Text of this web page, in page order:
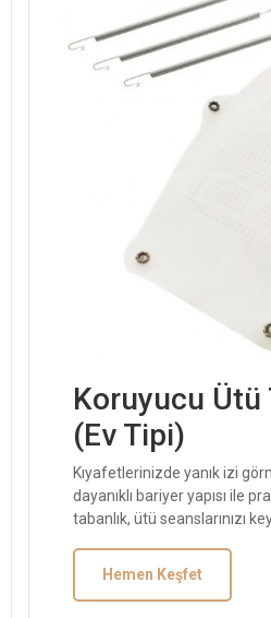
Koruyucu Ütü
(Ev Tipi)
Kıyafetlerinizde yanık izi
dayanıklı bariyer yapısı ile
tabanlık, ütü seanslarınızı
Hemen Keşfet